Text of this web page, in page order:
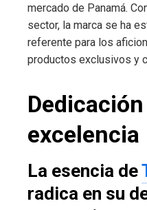
mercado de Panamá.
sector, la marca se ha
referente para los
productos exclusivos y
excelencia
La esencia de
radica en su